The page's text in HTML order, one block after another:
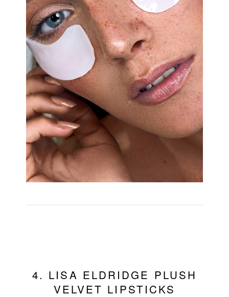
4. LISA ELDRIDGE PLUSH
VELVET LIPSTICKS